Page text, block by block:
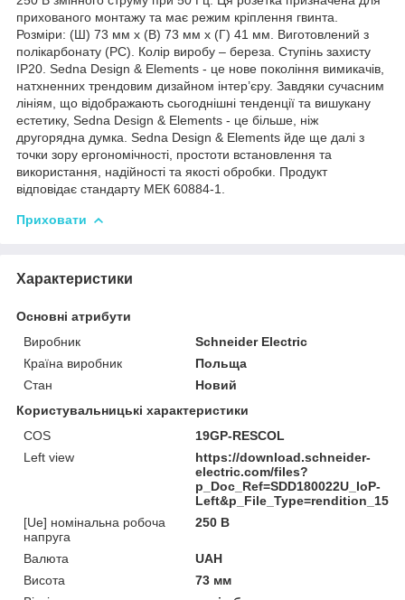
прихованого монтажу та має режим кріплення гвинта.
Розміри: (Ш) 73 мм х (В) 73 мм х (Г) 41 мм. Виготовлений з
полікарбонату (PC). Колір виробу – береза. Ступінь захисту
IP20. Sedna Design & Elements - це нове покоління вимикачів,
натхненних трендовим дизайном інтер’єру. Завдяки сучасним
лініям, що відображають сьогоднішні тенденції та вишукану
естетику, Sedna Design & Elements - це більше, ніж
другорядна думка. Sedna Design & Elements йде ще далі з
точки зору ергономічності, простоти встановлення та
використання, надійності та якості обробки. Продукт
відповідає стандарту МЕК 60884-1.
Приховати
Характеристики
Основні атрибути
Виробник
Schneider Electric
Країна виробник
Польща
Стан
Новий
Користувальницькі характеристики
COS
19GP-RESCOL
Left view
https://download.schneider-
electric.com/files?
p_Doc_Ref=SDD180022U_IoP-
[Ue] номінальна робоча
напруга
250 В
Валюта
UAH
Висота
73 мм